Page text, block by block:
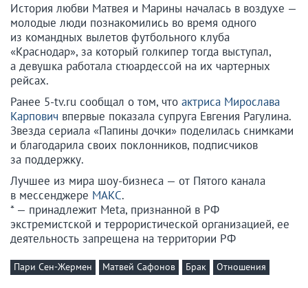
История любви Матвея и Марины началась в воздухе —
молодые люди познакомились во время одного
из командных вылетов футбольного клуба
«Краснодар», за который голкипер тогда выступал,
а девушка работала стюардессой на их чартерных
рейсах.
Ранее 5-tv.ru сообщал о том, что актриса Мирослава
Карпович впервые показала супруга Евгения Рагулина.
Звезда сериала «Папины дочки» поделилась снимками
и благодарила своих поклонников, подписчиков
за поддержку.
Лучшее из мира шоу-бизнеса — от Пятого канала
в мессенджере МАКС.
* — принадлежит Meta, признанной в РФ
экстремистской и террористической организацией, ее
деятельность запрещена на территории РФ
Пари Сен-Жермен Матвей Сафонов Брак Отношения